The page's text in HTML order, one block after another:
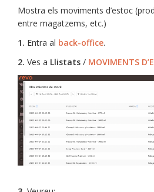
Mostra els moviments d’estoc
entre magatzems, etc.)
1. Entra al back-office.
2. Ves a Llistats / MOVIMENTS